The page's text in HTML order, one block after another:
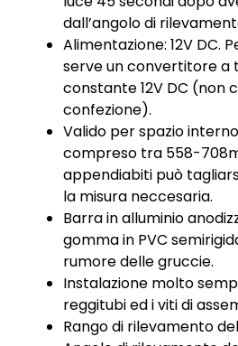
dall’angolo di
Alimentazione: 12V DC.
serve un convertitore a
constante 12V DC (non
confezione).
Valido per spazio
compreso tra 558-
appendiabiti può
la misura neccesaria.
Barra in alluminio
gomma in PVC
rumore delle gruccie.
Instalazione molto
reggitubi ed i viti di
Rango di rilevamento